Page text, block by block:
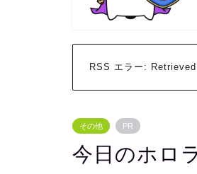
RSS エラー:
その他 PR
今日のホロ